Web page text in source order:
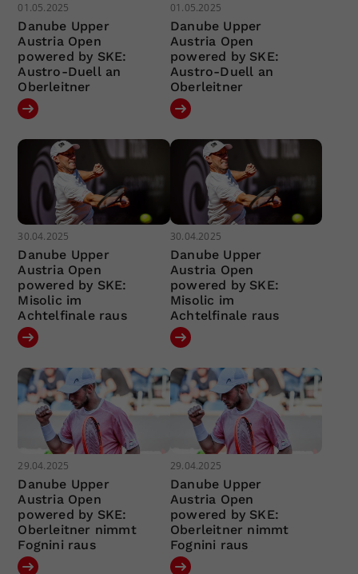
01.05.2025
Danube Upper
Austria Open
powered by SKE:
Austro-Duell an
Oberleitner
01.05.2025
Danube Upper
Austria Open
powered by SKE:
Austro-Duell an
Oberleitner
30.04.2025
Danube Upper
Austria Open
powered by SKE:
Misolic im
Achtelfinale raus
30.04.2025
Danube Upper
Austria Open
powered by SKE:
Misolic im
Achtelfinale raus
29.04.2025
Danube Upper
Austria Open
powered by SKE:
Oberleitner nimmt
Fognini raus
29.04.2025
Danube Upper
Austria Open
powered by SKE:
Oberleitner nimmt
Fognini raus